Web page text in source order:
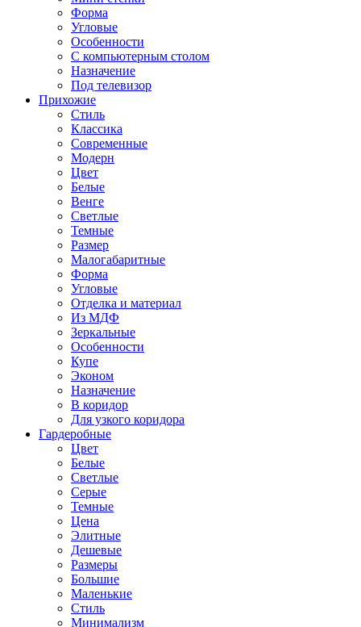
Форма
Угловые
Особенности
С компьютерным столом
Назначение
Под телевизор
Прихожие
Стиль
Классика
Современные
Модерн
Цвет
Белые
Венге
Светлые
Темные
Размер
Малогабаритные
Форма
Угловые
Отделка и материал
Из МДФ
Зеркальные
Особенности
Купе
Эконом
Назначение
В коридор
Для узкого коридора
Гардеробные
Цвет
Белые
Светлые
Серые
Темные
Цена
Элитные
Дешевые
Размеры
Большие
Маленькие
Стиль
Минимализм